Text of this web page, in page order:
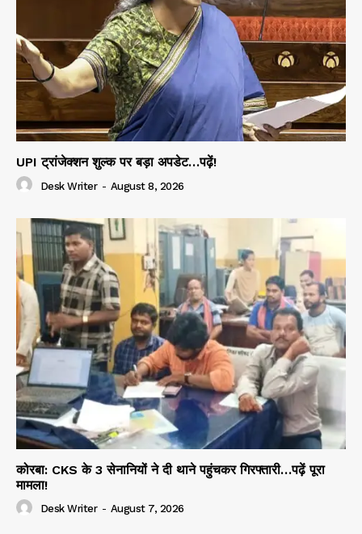
UPI ट्रांजेक्शन शुल्क पर बड़ा अपडेट…पढ़ें!
Desk Writer - August 8, 2026
कोरबा: CKS के 3 सेनानियों ने दी थाने पहुंचकर गिरफ्तारी…पढ़ें पूरा
मामला!
Desk Writer - August 7, 2026